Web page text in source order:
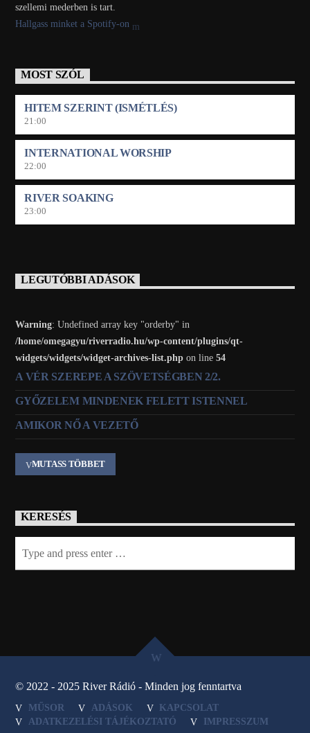
szellemi mederben is tart.
Hallgass minket a Spotify-on
MOST SZÓL
HITEM SZERINT (ISMÉTLÉS)
21:00
INTERNATIONAL WORSHIP
22:00
RIVER SOAKING
23:00
LEGUTÓBBI ADÁSOK
Warning: Undefined array key "orderby" in
/home/omegagyu/riverradio.hu/wp-content/plugins/qt-
widgets/widgets/widget-archives-list.php on line54
A VÉR SZEREPE A SZÖVETSÉGBEN 2/2.
GYŐZELEM MINDENEK FELETT ISTENNEL
AMIKOR NŐ A VEZETŐ
MUTASS TÖBBET
KERESÉS
© 2022 - 2025 River Rádió - Minden jog fenntartva
MŰSOR ADÁSOK
KAPCSOLAT
ADATKEZELÉSI TÁJÉKOZTATÓ
IMPRESSZUM